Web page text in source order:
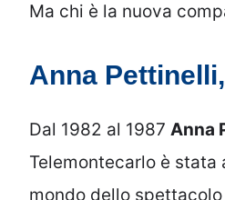
Ma chi è la nuova
Anna
Dal 1982 al 1987 Anna
Telemontecarlo è stata
mondo dello